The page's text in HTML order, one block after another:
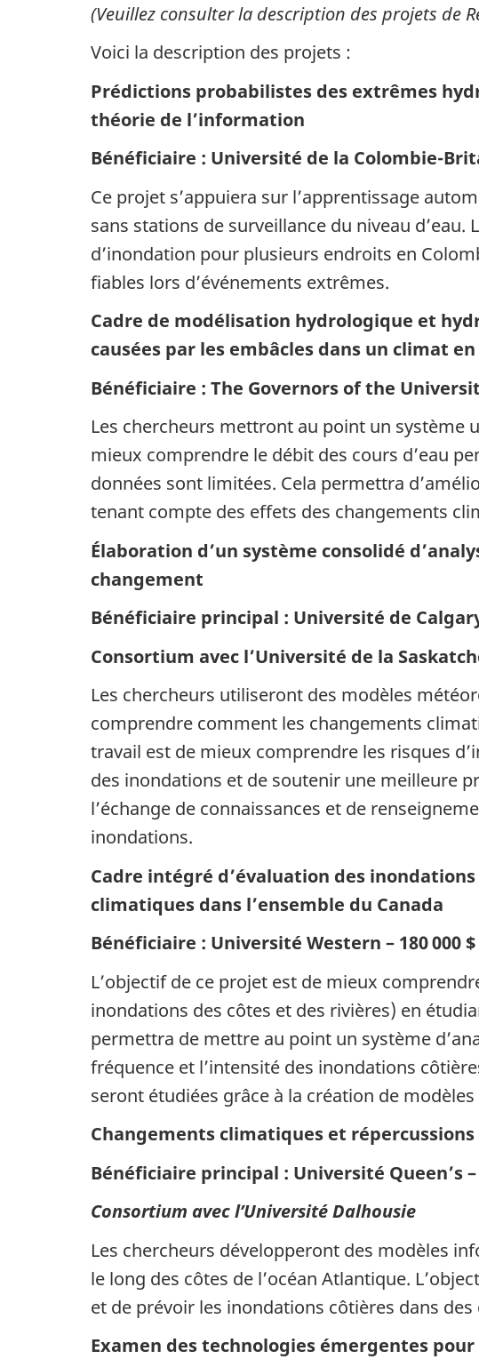
(Veuillez consulter la description des projets de
Voici la description des projets :
Prédictions probabilistes des extrêmes
théorie de l’information
Bénéficiaire : Université de la Colombie-
Ce projet s’appuiera sur l’apprentissage
sans stations de surveillance du niveau
d’inondation pour plusieurs endroits en
fiables lors d’événements extrêmes.
Cadre de modélisation hydrologique et
causées par les embâcles dans un climat
Bénéficiaire : The Governors of the
Les chercheurs mettront au point un système
mieux comprendre le débit des cours d’eau
données sont limitées. Cela permettra
tenant compte des effets des changements
Élaboration d’un système consolidé
changement
Bénéficiaire principal : Université de Calgary
Consortium avec l’Université de la
Les chercheurs utiliseront des modèles
comprendre comment les changements
travail est de mieux comprendre les risques
des inondations et de soutenir une meilleure
l’échange de connaissances et de
inondations.
Cadre intégré d’évaluation des
climatiques dans l’ensemble du Canada
Bénéficiaire : Université Western – 180 000 $
L’objectif de ce projet est de mieux
inondations des côtes et des rivières) en
permettra de mettre au point un système
fréquence et l’intensité des inondations
seront étudiées grâce à la création de
Changements climatiques et
Bénéficiaire principal : Université Queen’s –
Consortium avec l’Université Dalhousie
Les chercheurs développeront des modèles
le long des côtes de l’océan Atlantique.
et de prévoir les inondations côtières dans
Examen des technologies émergentes